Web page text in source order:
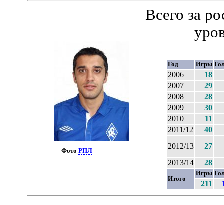
Фото РПЛ
Всего за
Год Игры
2006
18
2007
29
2008
28
2009
30
2010
11
2011/12
40
2012/13
27
2013/14
28
Итого
Игры
211